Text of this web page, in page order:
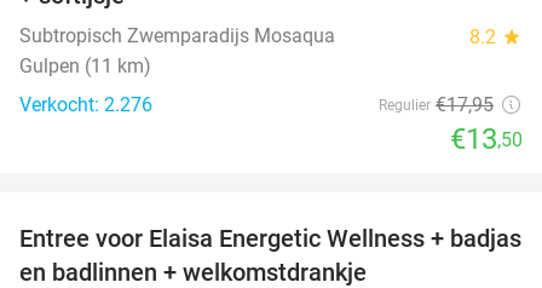
Subtropisch Zwemparadijs Mosaqua 8.2 star
Gulpen (11 km)
Verkocht: 2.276
Regulier €17,95
€13,50
34%
Entree voor Elaisa Energetic Wellness + badjas
en badlinnen + welkomstdrankje